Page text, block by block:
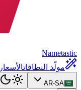
Nametastic
مولّد النطاقاتالأسعار
AR-SA